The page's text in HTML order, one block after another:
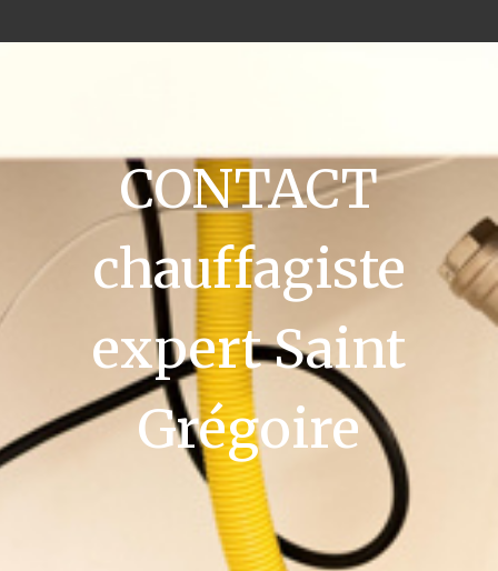
CONTACT
chauffagiste
expert Saint
Grégoire